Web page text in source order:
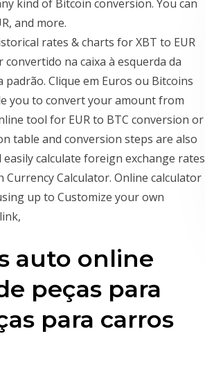
kind of Bitcoin conversion. You can
and more.
rates & charts for XBT to EUR
na caixa à esquerda da
Clique em Euros ou Bitcoins
you to convert your amount from
tool for EUR to BTC conversion or
table and conversion steps are also
calculate foreign exchange rates
Calculator. Online calculator
up to Customize your own
auto online
peças para
para carros